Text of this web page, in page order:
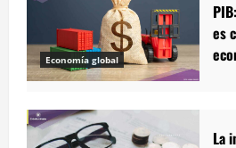
Economía global
es
La